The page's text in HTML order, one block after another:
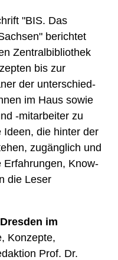
"BIS. Das
berichtet
Zentralbibliothek
bis zur
der unterschied­
im Haus sowie
-mitarbeiter zu
die hinter der
zugänglich und
Erfahrungen, Know-
die Leser
im
Konzepte,
Prof. Dr.